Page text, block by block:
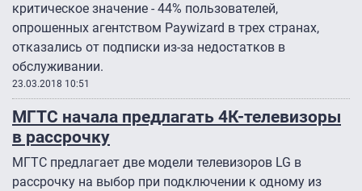
критическое значение - 44% пользователей,
опрошенных агентством Paywizard в трех странах,
отказались от подписки из-за недостатков в
обслуживании.
23.03.2018 10:51
МГТС начала предлагать 4К-телевизоры
в рассрочку
МГТС предлагает две модели телевизоров LG в
рассрочку на выбор при подключении к одному из